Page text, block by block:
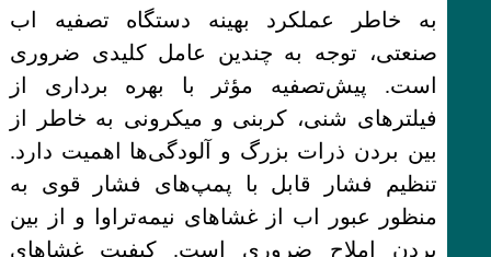
به خاطر عملکرد بهینه دستگاه تصفیه اب
صنعتی، توجه به چندین عامل کلیدی ضروری
است. پیش‌تصفیه مؤثر با بهره برداری از
فیلترهای شنی، کربنی و میکرونی به خاطر از
بین بردن ذرات بزرگ و آلودگی‌ها اهمیت دارد.
تنظیم فشار قابل با پمپ‌های فشار قوی به
منظور عبور اب از غشاهای نیمه‌تراوا و از بین
بردن املاح ضروری است. کیفیت غشاهای